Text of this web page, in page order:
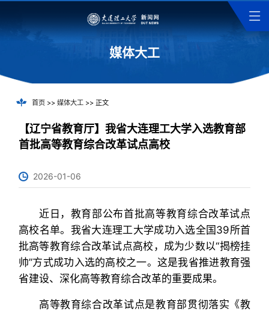
媒体大工
首页>> 媒体大工>> 正文
【辽宁省教育厅】我省大连理工大学入选教育部
首批高等教育综合改革试点高校
2026-01-06
近日，教育部公布首批高等教育综合改革试点
高校名单。我省大连理工大学成功入选全国39所首
批高等教育综合改革试点高校，成为少数以“揭榜挂
帅”方式成功入选的高校之一。这是我省推进教育强
省建设、深化高等教育综合改革的重要成果。
高等教育综合改革试点是教育部贯彻落实《教